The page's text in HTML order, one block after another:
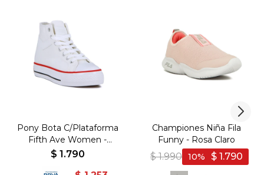
Pony Bota C/Plataforma
Fifth Ave Women -
White - Blanco
$ 1.790
Championes Niña Fila
Funny - Rosa Claro
$ 1.990 $ 1.790
10